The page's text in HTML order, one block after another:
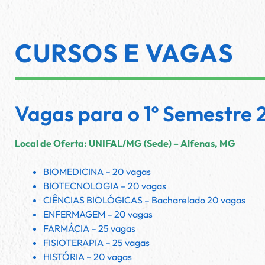
CURSOS E VAGAS
Vagas para o 1º Semestre
Local de Oferta: UNIFAL/MG (Sede) – Alfenas, MG
BIOMEDICINA – 20 vagas
BIOTECNOLOGIA – 20 vagas
CIÊNCIAS BIOLÓGICAS – Bacharelado 20 vagas
ENFERMAGEM – 20 vagas
FARMÁCIA – 25 vagas
FISIOTERAPIA – 25 vagas
HISTÓRIA – 20 vagas